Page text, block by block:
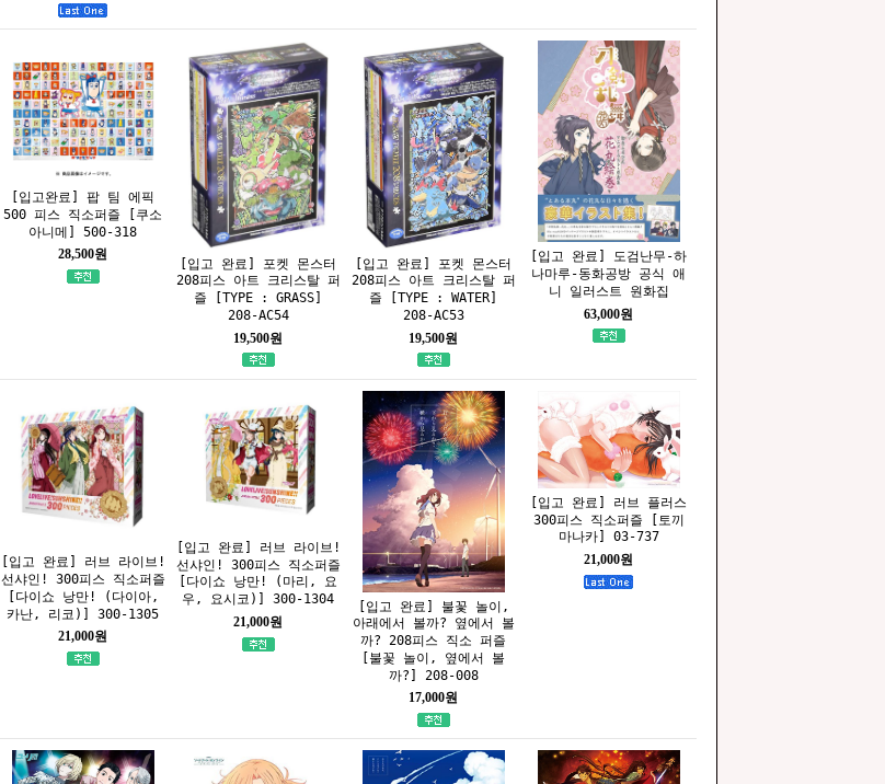
[입고완료] 팝 팀 에픽
500 피스 직소퍼즐 [쿠소
아니메] 500-318
28,500원
[입고 완료] 포켓 몬스터
208피스 아트 크리스탈 퍼
즐 [TYPE : GRASS]
208-AC54
19,500원
[입고 완료] 포켓 몬스터
208피스 아트 크리스탈 퍼
즐 [TYPE : WATER]
208-AC53
19,500원
[입고 완료] 도검난무-하
나마루-동화공방 공식 애
니 일러스트 원화집
63,000원
[입고 완료] 러브 라이브!
선샤인! 300피스 직소퍼즐
[다이쇼 낭만! (다이아,
카난, 리코)] 300-1305
21,000원
[입고 완료] 러브 라이브!
선샤인! 300피스 직소퍼즐
[다이쇼 낭만! (마리, 요
우, 요시코)] 300-1304
21,000원
[입고 완료] 불꽃 놀이,
아래에서 볼까? 옆에서 볼
까? 208피스 직소 퍼즐
[불꽃 놀이, 옆에서 볼
까?] 208-008
17,000원
[입고 완료] 러브 플러스
300피스 직소퍼즐 [토끼
마나카] 03-737
21,000원